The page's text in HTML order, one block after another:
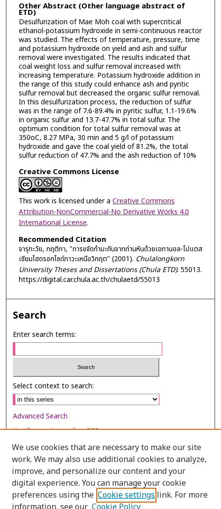
Other Abstract (Other language abstract of
ETD)
Desulfurization of Mae Moh coal with supercritical
ethanol-potassium hydroxide in semi-continuous reactor
was studied. The effects of temperature, pressure, time
and potassium hydroxide on yield and ash and sulfur
removal were investigated. The results indicated that
coal weight loss and sulfur removal increased with
increasing temperature. Potassium hydroxide addition in
the range of this study could enhance ash and pyritic
sulfur removal but decreased the organic sulfur removal.
In this desulfurization process, the reduction of sulfur
was in the range of 7.6-89.4% in pyritic sulfur, 1.1-19.6%
in organic sulfur and 13.7-47.7% in total sulfur. The
optimum condition for total sulfur removal was at
350oC, 8.27 MPa, 30 min and 5 g/l of potassium
hydroxide and gave the coal yield of 81.2%, the total
sulfur reduction of 47.7% and the ash reduction of 10%
Creative Commons License
This work is licensed under a Creative Commons
Attribution-NonCommercial-No Derivative Works 4.0
International License.
Recommended Citation
จารุทะวัย, กฤติกา, "การขจัดกำมะถันจากถ่านหินด้วยเอทานอล-โปแตส
เซียมไฮดรอกไซด์ภาวะเหนือวิกฤต" (2001). Chulalongkorn
University Theses and Dissertations (Chula ETD). 55013.
https://digital.car.chula.ac.th/chulaetd/55013
Search
Enter search terms:
Select context to search:
Advanced Search
Notify me via email orRSS
Browse
Collections
Disciplines
Authors
We use cookies that are necessary to make our site
work. We may also use additional cookies to analyze,
improve, and personalize our content and your
digital experience. You can manage your cookie
preferences using the Cookie settings link. For more